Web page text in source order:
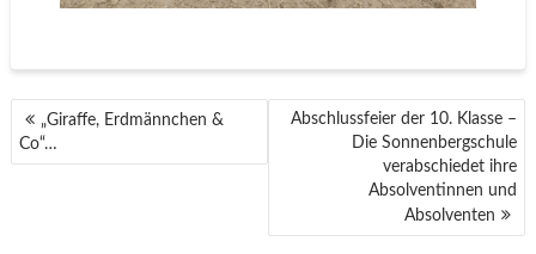
BEITRAGSNAVIGATION
„Giraffe, Erdmännchen &
Co“…
Abschlussfeier der 10. Klasse –
Die Sonnenbergschule
verabschiedet ihre
Absolventinnen und
Absolventen